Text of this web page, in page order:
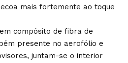
mais fortemente ao toque
compósito de fibra de
presente no aerofólio e
juntam-se o interior